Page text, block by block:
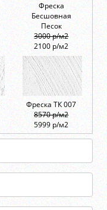
Фреска
Бесшовная
Песок
3000 р/м2
2100 р/м2
Фреска ТК 007
8570 р/м2
5999 р/м2